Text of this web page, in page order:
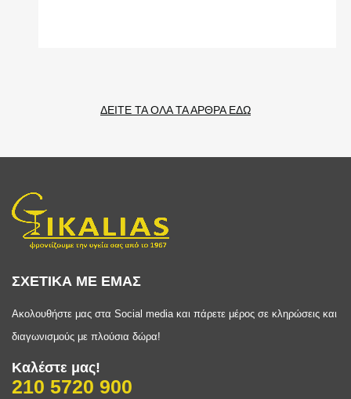
ΔΕΙΤΕ ΤΑ ΟΛΑ ΤΑ ΑΡΘΡΑ ΕΔΩ
ΣΧΕΤΙΚΑ ΜΕ ΕΜΑΣ
Ακολουθήστε μας στα Social media και πάρετε μέρος σε κληρώσεις και
διαγωνισμούς με πλούσια δώρα!
Καλέστε μας!
210 5720 900